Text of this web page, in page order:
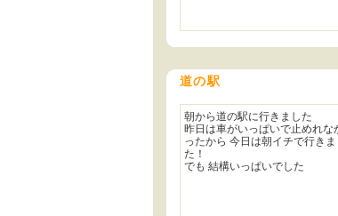
道の駅
朝から道の駅に行きました
昨日は車がいっぱいで止めれな
ったから 今日は朝イチで行きま
た！
でも 結構いっぱいでした